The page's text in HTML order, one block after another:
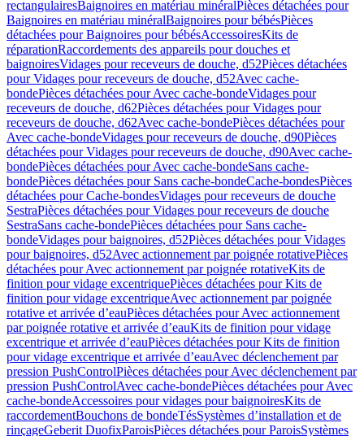
rectangulairesBaignoires en matériau minéralPièces détachées pour
Baignoires en matériau minéralBaignoires pour bébésPièces
détachées pour Baignoires pour bébésAccessoiresKits de
réparationRaccordements des appareils pour douches et
baignoiresVidages pour receveurs de douche, d52Pièces détachées
pour Vidages pour receveurs de douche, d52Avec cache-
bondePièces détachées pour Avec cache-bondeVidages pour
receveurs de douche, d62Pièces détachées pour Vidages pour
receveurs de douche, d62Avec cache-bondePièces détachées pour
Avec cache-bondeVidages pour receveurs de douche, d90Pièces
détachées pour Vidages pour receveurs de douche, d90Avec cache-
bondePièces détachées pour Avec cache-bondeSans cache-
bondePièces détachées pour Sans cache-bondeCache-bondesPièces
détachées pour Cache-bondesVidages pour receveurs de douche
SestraPièces détachées pour Vidages pour receveurs de douche
SestraSans cache-bondePièces détachées pour Sans cache-
bondeVidages pour baignoires, d52Pièces détachées pour Vidages
pour baignoires, d52Avec actionnement par poignée rotativePièces
détachées pour Avec actionnement par poignée rotativeKits de
finition pour vidage excentriquePièces détachées pour Kits de
finition pour vidage excentriqueAvec actionnement par poignée
rotative et arrivée d’eauPièces détachées pour Avec actionnement
par poignée rotative et arrivée d’eauKits de finition pour vidage
excentrique et arrivée d’eauPièces détachées pour Kits de finition
pour vidage excentrique et arrivée d’eauAvec déclenchement par
pression PushControlPièces détachées pour Avec déclenchement par
pression PushControlAvec cache-bondePièces détachées pour Avec
cache-bondeAccessoires pour vidages pour baignoiresKits de
raccordementBouchons de bondeTésSystèmes d’installation et de
rinçageGeberit DuofixParoisPièces détachées pour ParoisSystèmes